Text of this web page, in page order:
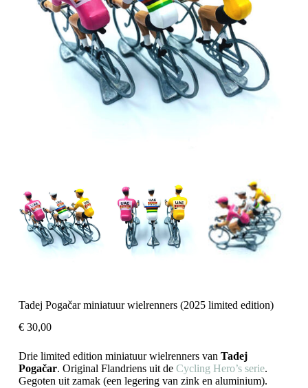
Tadej Pogačar miniatuur wielrenners (2025 limited edition)
€30,00
Drie limited edition miniatuur wielrenners van Tadej
Pogačar. Original Flandriens uit de Cycling Hero’s serie.
Gegoten uit zamak (een legering van zink en aluminium).